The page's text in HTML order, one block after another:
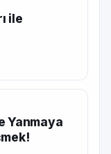
ile
Yanmaya